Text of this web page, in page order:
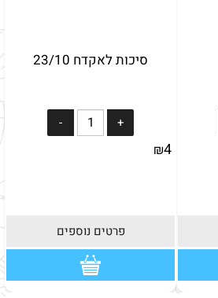
סיכות לאקדח 23/10
₪4
פרטים נוספים